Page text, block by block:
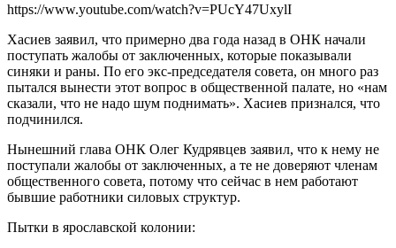
https://www.youtube.com/watch?v=PUcY47UxylI
Хасиев заявил, что примерно два года назад в ОНК начали
поступать жалобы от заключенных, которые показывали
синяки и раны. По его экс-председателя совета, он много раз
пытался вынести этот вопрос в общественной палате, но «нам
сказали, что не надо шум поднимать». Хасиев признался, что
подчинился.
Нынешний глава ОНК Олег Кудрявцев заявил, что к нему не
поступали жалобы от заключенных, а те не доверяют членам
общественного совета, потому что сейчас в нем работают
бывшие работники силовых структур.
Пытки в ярославской колонии: